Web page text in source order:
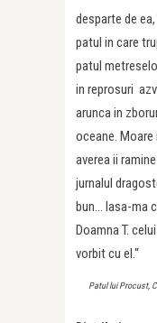
desparte de
patul in care
patul
in reprosuri
arunca in
oceane.
averea ii
jurnalul
bun… lasa-ma
Doamna T.
vorbit cu el.“
Patul lui Procust,